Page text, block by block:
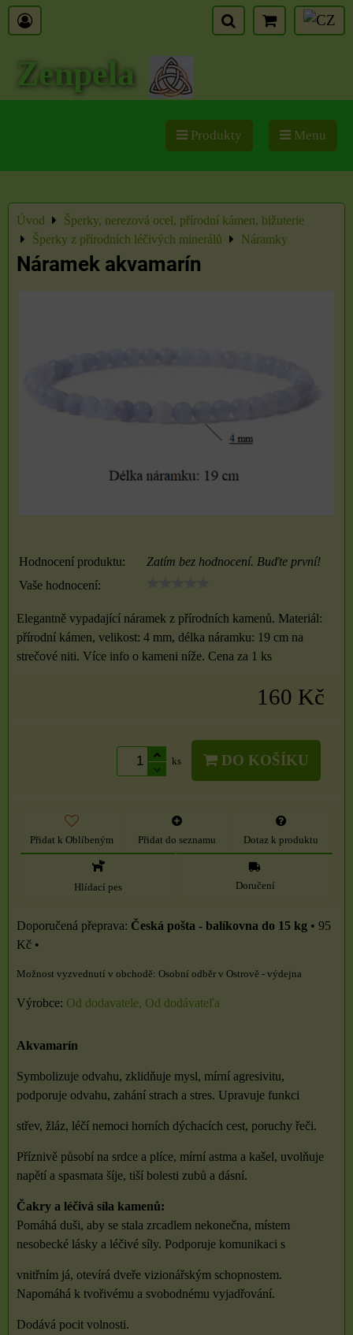
Zenpela
Produkty Menu
Úvod
Šperky, nerezová ocel, přírodní kámen, bižuterie
Šperky z přírodních léčivých minerálů
Náramky
Náramek akvamarín
Hodnocení produktu:
Zatím bez hodnocení. Buďte první!
Vaše hodnocení:
Elegantně vypadající náramek z přírodních kamenů. Materiál:
přírodní kámen, velikost: 4 mm, délka náramku: 19 cm na
strečové niti. Více info o kameni níže. Cena za 1 ks
160 Kč
ks DO KOŠÍKU
Přidat k Oblíbeným Přidat do seznamu Dotaz k produktu
Hlídací pes Doručení
Česká pošta - balíkovna do 15 kg • 95
Kč •
Osobní odběr v Ostrově - výdejna
Výrobce: Od dodavatele, Od dodávateľa
Akvamarín
Symbolizuje odvahu, zklidňuje mysl, mírní agresivitu,
podporuje odvahu, zahání strach a stres. Upravuje funkci
střev, žláz, léčí nemoci horních dýchacích cest, poruchy řeči.
Příznivě působí na srdce a plíce, mírní astma a kašel, uvolňuje
napětí a spasmata šíje, tiší bolesti zubů a dásní.
Čakry a léčivá síla kamenů:
Pomáhá duši, aby se stala zrcadlem nekonečna, místem
nesobecké lásky a léčivé síly. Podporuje komunikaci s
vnitřním já, otevírá dveře vizionářským schopnostem.
Napomáhá k tvořivému a svobodnému vyjadřování.
Dodává pocit volnosti.